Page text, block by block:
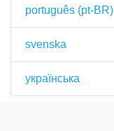
português (pt-BR)
svenska
українська